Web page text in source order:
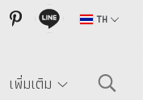
TH
เพิ่มเติม